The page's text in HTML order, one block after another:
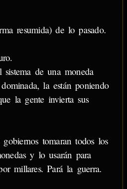
resumida) de lo pasado.
sistema de una moneda
la están poniendo
la gente invierta sus
tomaran todos los
y lo usarán para
millares. Pará la guerra.